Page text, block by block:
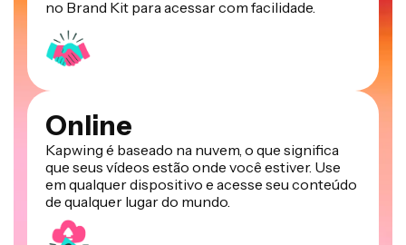
no Brand Kit para acessar com facilidade.
Online
Kapwing é baseado na nuvem, o que significa
que seus vídeos estão onde você estiver. Use
em qualquer dispositivo e acesse seu conteúdo
de qualquer lugar do mundo.